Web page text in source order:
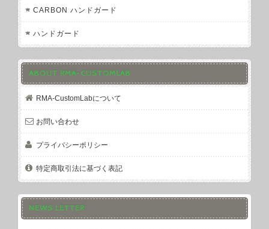
CARBON ハンドガード
ハンドガード
ABOUT RMA-CUSTOMLAB
RMA-CustomLabについて
お問い合わせ
プライバシーポリシー
特定商取引法に基づく表記
NEWS LETTER